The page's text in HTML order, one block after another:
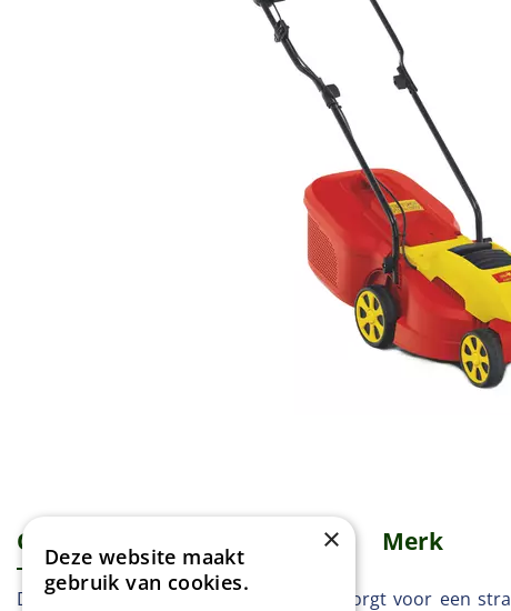
Omschrijving Specificaties Merk
De WOLF-Garten A 320 E grasmaaier zorgt voor een
×
Deze website maakt
gebruik van cookies.